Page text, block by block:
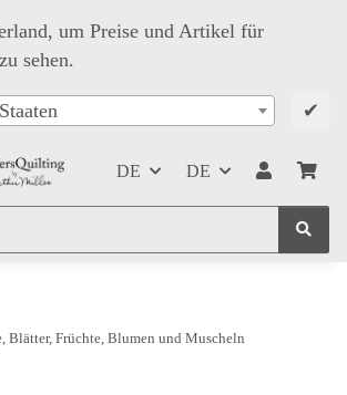
um Preise und Artikel für
sehen.
✔
DE DE
Blätter, Früchte, Blumen und Muscheln